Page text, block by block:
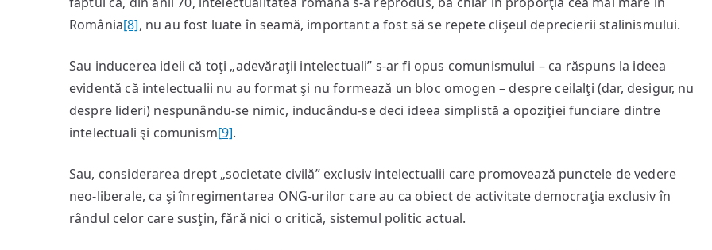
România[8], nu au fost luate în seamă, important a fost să se repete clişeul deprecierii stalinismului.
Sau inducerea ideii că toţi „adevăraţii intelectuali” s-ar fi opus comunismului – ca răspuns la ideea
evidentă că intelectualii nu au format şi nu formează un bloc omogen – despre ceilalţi (dar, desigur, nu
despre lideri) nespunându-se nimic, inducându-se deci ideea simplistă a opoziţiei funciare dintre
intelectuali şi comunism[9].
Sau, considerarea drept „societate civilă” exclusiv intelectualii care promovează punctele de vedere
neo-liberale, ca şi înregimentarea ONG-urilor care au ca obiect de activitate democraţia exclusiv în
rândul celor care susţin, fără nici o critică, sistemul politic actual.